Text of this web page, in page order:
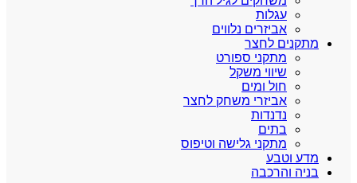
עגלות
אביזרים נלווים
מתקנים לחצר
מתקני ספורט
שיווי משקל
חול ומים
אביזרי משחק לחצר
נדנדות
בתים
מתקני גלישה וטיפוס
מדע וטבע
בניה והרכבה